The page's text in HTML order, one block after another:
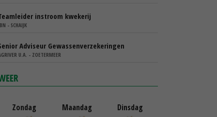
instroom kwekerij
- SCHAIJK
Adviseur Gewassenverzekeringen
U.A. - ZOETERMEER
Zondag Maandag Dinsdag